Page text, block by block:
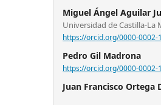
Miguel Ángel Aguilar
Universidad de Castilla-La
https://orcid.org/0000-0002-
Pedro Gil Madrona
https://orcid.org/0000-0002-
Juan Francisco Ortega